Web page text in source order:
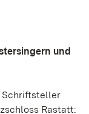
und
Schriftsteller
Rastatt: